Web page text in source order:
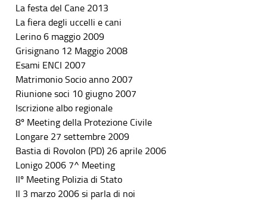
La festa del Cane 2013
La fiera degli uccelli e cani
Lerino 6 maggio 2009
Grisignano 12 Maggio 2008
Esami ENCI 2007
Matrimonio Socio anno 2007
Riunione soci 10 giugno 2007
Iscrizione albo regionale
8º Meeting della Protezione Civile
Longare 27 settembre 2009
Bastia di Rovolon (PD) 26 aprile 2006
Lonigo 2006 7^ Meeting
IIº Meeting Polizia di Stato
Il 3 marzo 2006 si parla di noi